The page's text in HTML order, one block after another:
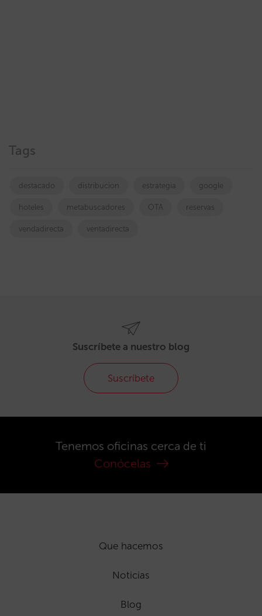
Tags
destacado distribucion estrategia google
hoteles metabuscadores OTA reservas
vendadirecta ventadirecta
Suscríbete a nuestro blog
Suscríbete
Tenemos oficinas cerca de ti
Conócelas
Que hacemos
Noticias
Blog